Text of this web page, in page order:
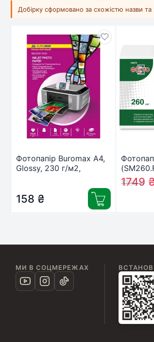
Добірку сформовано за схожістю назви та
Фотопапір Buromax А4,
Glossy, 230 г/м2,
158 ₴
1785₴
1749
МИ В СОЦМЕРЕЖАХ